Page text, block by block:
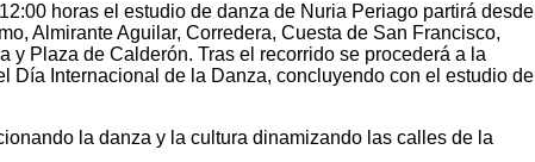
horas el estudio de danza de Nuria Periago partirá desde
Almirante Aguilar, Corredera, Cuesta de San Francisco,
y Plaza de Calderón. Tras el recorrido se procederá a la
Día Internacional de la Danza, concluyendo con el estudio de
la danza y la cultura dinamizando las calles de la